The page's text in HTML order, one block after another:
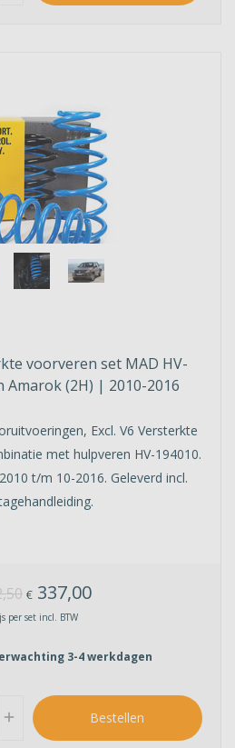
voorveren set MAD HV-
Amarok (2H) | 2010-2016
Excl. V6 Versterkte
met hulpveren HV-194010.
t/m 10-2016. Geleverd incl.
€ 337,00
per set incl. BTW
3-4 werkdagen
add Bestellen